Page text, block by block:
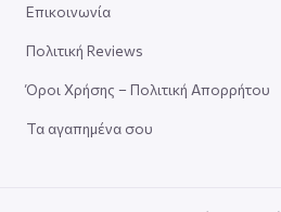
Επικοινωνία
Πολιτική Reviews
Όροι Χρήσης – Πολιτική Απορρήτου
Τα αγαπημένα σου